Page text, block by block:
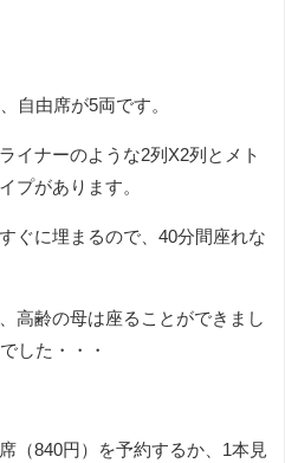
自由席が5両です。
イナーのような2列X2列とメト
プがあります。
ぐに埋まるので、40分間座れな
高齢の母は座ることができまし
した・・・
（840円）を予約するか、1本見